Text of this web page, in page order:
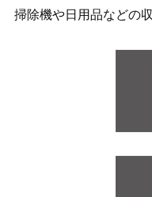
掃除機や日用品などの